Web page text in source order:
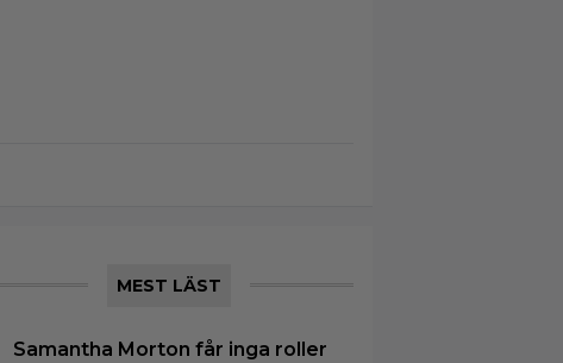
MEST LÄST
Samantha Morton får inga roller